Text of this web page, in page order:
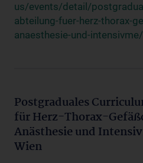
us/events/detail/
abteilung-fuer-herz-thorax-
anaesthesie-und-intensivme/
Postgraduales
für Herz-Thorax-
Anästhesie und
Wien